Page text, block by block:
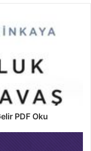
PDF Oku